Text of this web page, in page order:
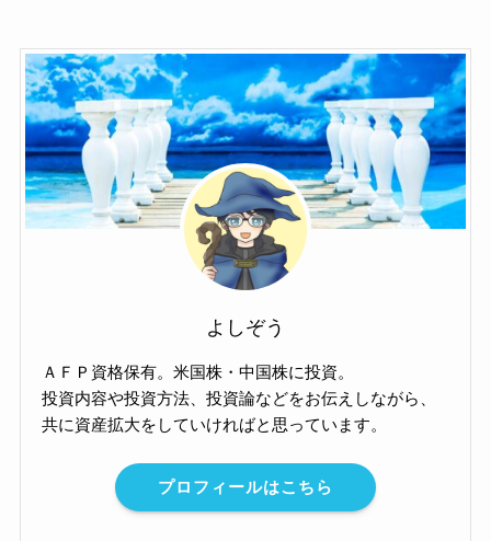
よしぞう
ＡＦＰ資格保有。米国株・中国株に投資。
投資内容や投資方法、投資論などをお伝えしながら、
共に資産拡大をしていければと思っています。
プロフィールはこちら